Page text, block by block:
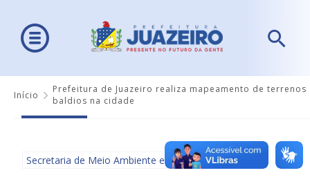
Início
Prefeitura de Juazeiro realiza mapeamento de terrenos
baldios na cidade
Secretaria de Meio Ambiente e Ordenamento Urbano